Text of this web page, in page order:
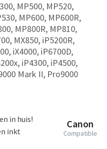
MP500, MP520,
MP600, MP600R,
MP800R, MP810,
MX850, iP5200R,
iX4000, iP6700D,
iP4300, iP4500,
Mark II, Pro9000
Canon
Compatible
in huis!
inkt